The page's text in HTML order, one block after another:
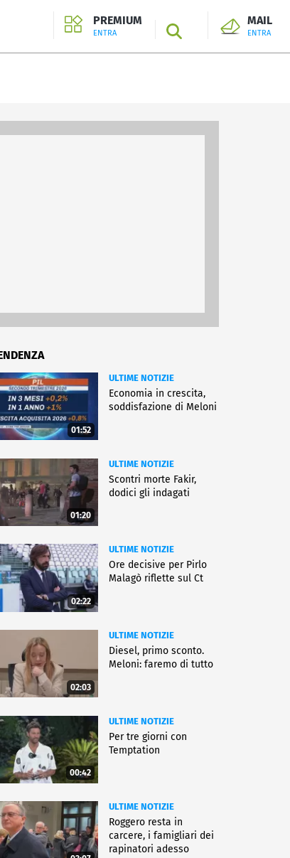
PREMIUM
ENTRA SEARCH
MAIL
ENTRA
01:52
ULTIME NOTIZIE
Economia in crescita,
soddisfazione di Meloni
01:20
ULTIME NOTIZIE
Scontri morte Fakir,
dodici gli indagati
02:22
ULTIME NOTIZIE
Ore decisive per Pirlo
Malagò riflette sul Ct
02:03
ULTIME NOTIZIE
Diesel, primo sconto.
Meloni: faremo di tutto
00:42
ULTIME NOTIZIE
Per tre giorni con
Temptation
ULTIME NOTIZIE
Roggero resta in
carcere, i famigliari dei
rapinatori adesso